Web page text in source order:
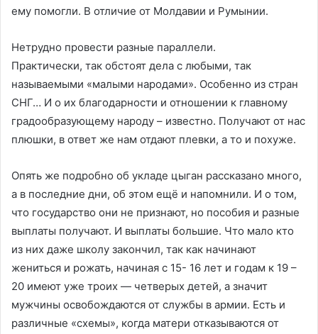
ему помогли. В отличие от Молдавии и Румынии.
Нетрудно провести разные параллели.
Практически, так обстоят дела с любыми, так
называемыми «малыми народами». Особенно из стран
СНГ… И о их благодарности и отношении к главному
градообразующему народу – известно. Получают от нас
плюшки, в ответ же нам отдают плевки, а то и похуже.
Опять же подробно об укладе цыган рассказано много,
а в последние дни, об этом ещё и напомнили. И о том,
что государство они не признают, но пособия и разные
выплаты получают. И выплаты большие. Что мало кто
из них даже школу закончил, так как начинают
жениться и рожать, начиная с 15- 16 лет и годам к 19 –
20 имеют уже троих — четверых детей, а значит
мужчины освобождаются от службы в армии. Есть и
различные «схемы», когда матери отказываются от